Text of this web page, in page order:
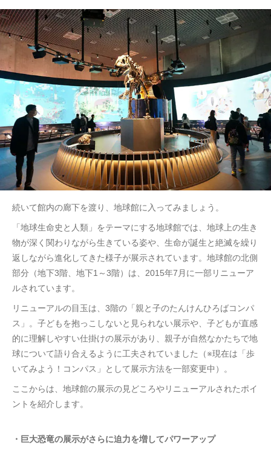
続いて館内の廊下を渡り、地球館に入ってみましょう。
「地球生命史と人類」をテーマにする地球館では、地球上の生き
物が深く関わりながら生きている姿や、生命が誕生と絶滅を繰り
返しながら進化してきた様子が展示されています。地球館の北側
部分（地下3階、地下1～3階）は、2015年7月に一部リニューア
ルされています。
リニューアルの目玉は、3階の「親と子のたんけんひろばコンパ
ス」。子どもを抱っこしないと見られない展示や、子どもが直感
的に理解しやすい仕掛けの展示があり、親子が自然なかたちで地
球について語り合えるように工夫されていました（※現在は「歩
いてみよう！コンパス」として展示方法を一部変更中）。
ここからは、地球館の展示の見どころやリニューアルされたポイ
ントを紹介します。
・巨大恐竜の展示がさらに迫力を増してパワーアップ